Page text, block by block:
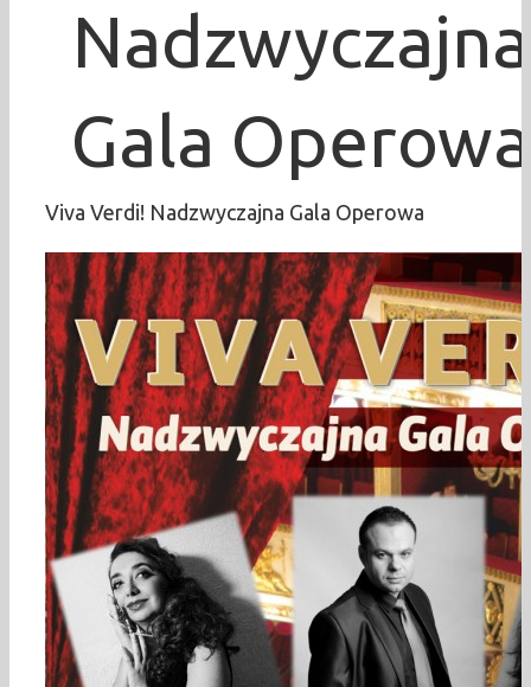
Nadzwyczajna
Gala Operowa
Viva Verdi! Nadzwyczajna Gala Operowa